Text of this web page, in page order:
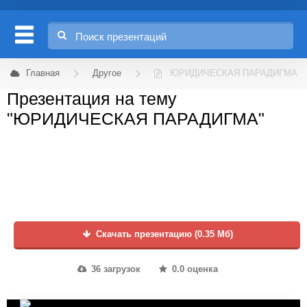
Главная Другое ЮРИДИЧЕСКАЯ ПАРАДИГМА
Презентация на тему
"ЮРИДИЧЕСКАЯ ПАРАДИГМА"
Скачать презентацию (0.35 Мб)
36 загрузок 0.0 оценка